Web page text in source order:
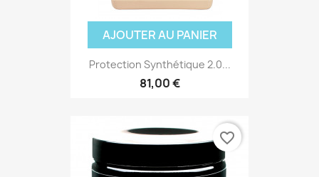
AJOUTER AU PANIER
Protection Synthétique 2.0...
81,00 €
favorite_border